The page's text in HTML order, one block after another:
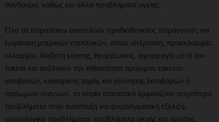
σύνδρομο, καθώς και άλλα προβλήματα υγείας.
Όλα τα παραπάνω αποτελούν προδιαθετικούς παράγοντες για
εμφάνιση μητρικών επιπλοκών, όπως υπέρταση, προεκλαμψία,
εκλαμψία, διαβήτη κύησης, θρομβώσεις, αιμορραγία μετά τον
τοκετό και αυξάνουν την πιθανότητα πρόωρου τοκετού
αποβολών, καισαρικής τομής και γέννησης λιποβαρών ή
πρόωρων νεογνών, τα οποία στατιστικά εμφανίζουν συχνότερα
προβλήματα στην ανάπτυξη και ψυχοσωματική εξέλιξη,
νευρολογικά προβλήματα, προβλήματα ακοής και όρασης,